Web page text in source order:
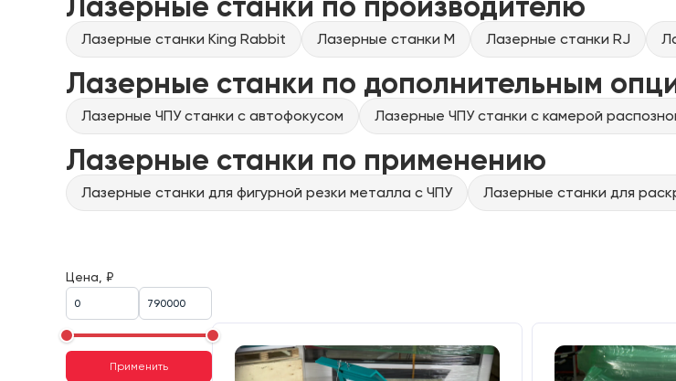
Лазерные станки King Rabbit Лазерные станки M Лазерные станки RJ
Лазерные станки по дополнительным
Лазерные ЧПУ станки с автофокусом Лазерные ЧПУ станки с камерой
Лазерные станки по применению
Лазерные станки для фигурной резки металла с ЧПУ Лазерные станки для
Цена, ₽
Применить